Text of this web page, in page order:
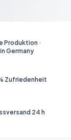
Produktion ·
Germany
Zufriedenheit
24 h